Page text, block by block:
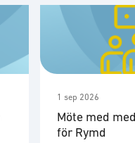
1 sep 2026
Möte med
för Rymd